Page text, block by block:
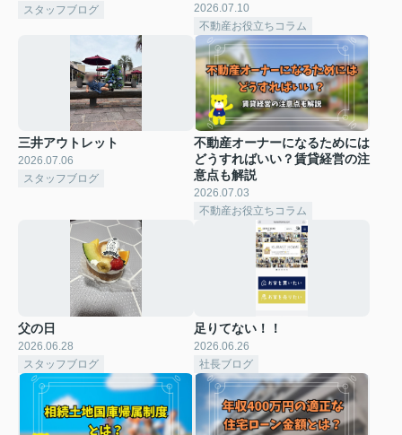
スタッフブログ
2026.07.10
不動産お役立ちコラム
三井アウトレット
2026.07.06
スタッフブログ
不動産オーナーになるためには
どうすればいい？賃貸経営の注
意点も解説
2026.07.03
不動産お役立ちコラム
父の日
2026.06.28
スタッフブログ
足りてない！！
2026.06.26
社長ブログ